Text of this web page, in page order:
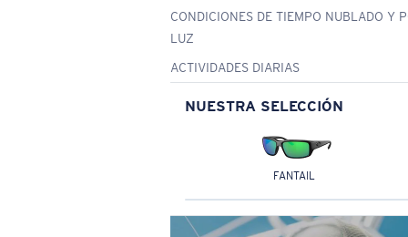
CONDICIONES DE TIEMPO NUBLADO Y
LUZ
ACTIVIDADES DIARIAS
NUESTRA SELECCIÓN
FANTAIL